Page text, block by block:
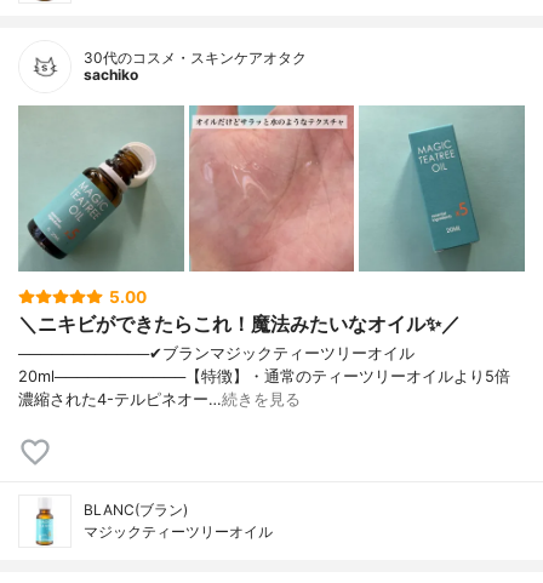
30代のコスメ・スキンケアオタク
sachiko
5.00
＼ニキビができたらこれ！魔法みたいなオイル✨／
────────────✔︎ブランマジックティーツリーオイル
20ml────────────【特徴】・通常のティーツリーオイルより5倍
濃縮された4-テルピネオー…続きを見る
BLANC(ブラン)
マジックティーツリーオイル